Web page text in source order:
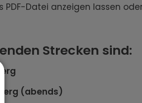
PDF-Datei anzeigen lassen
Strecken sind:
(abends)